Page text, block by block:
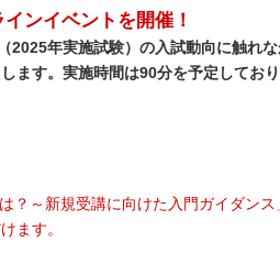
ンイベントを開催！
年実施試験）の入試動向に触れ
ます。実施時間は90分を予定してお
～新規受講に向けた入門ガイダン
ます。